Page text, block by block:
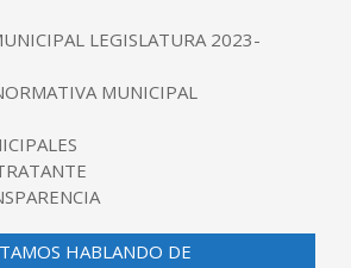
LEGISLATURA 2023-
MUNICIPAL
HABLANDO DE